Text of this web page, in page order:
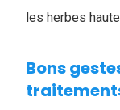
les herbes
Bons